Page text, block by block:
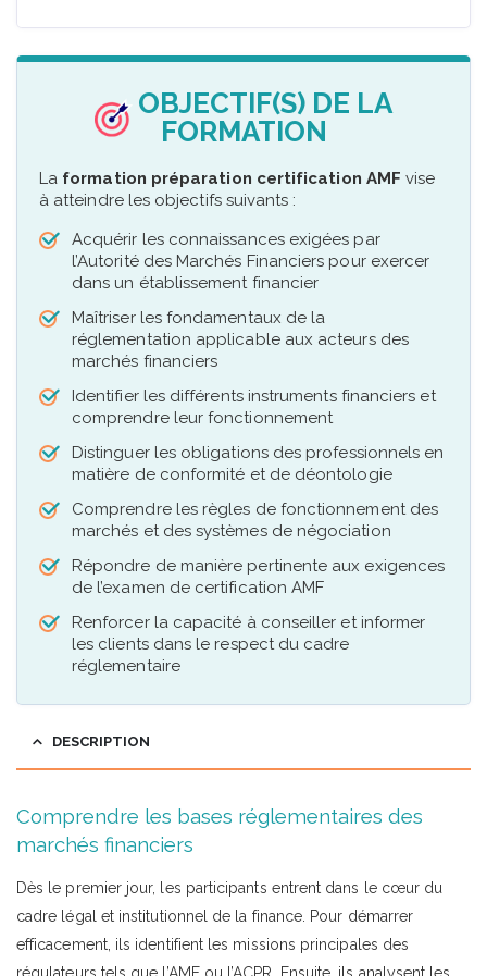
OBJECTIF(S) DE LA
FORMATION
La formation préparation certification AMF vise
à atteindre les objectifs suivants :
Acquérir les connaissances exigées par
l’Autorité des Marchés Financiers pour exercer
dans un établissement financier
Maîtriser les fondamentaux de la
réglementation applicable aux acteurs des
marchés financiers
Identifier les différents instruments financiers et
comprendre leur fonctionnement
Distinguer les obligations des professionnels en
matière de conformité et de déontologie
Comprendre les règles de fonctionnement des
marchés et des systèmes de négociation
Répondre de manière pertinente aux exigences
de l’examen de certification AMF
Renforcer la capacité à conseiller et informer
les clients dans le respect du cadre
réglementaire
DESCRIPTION
Comprendre les bases réglementaires des
marchés financiers
Dès le premier jour, les participants entrent dans le cœur du
cadre légal et institutionnel de la finance. Pour démarrer
efficacement, ils identifient les missions principales des